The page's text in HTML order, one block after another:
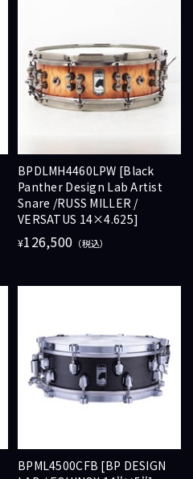
BPDLMH4460LPW [Black
Panther Design Lab Artist
Snare /RUSS MILLER /
VERSATUS 14×4.625]
¥126,500 （税込）
BPML4500CFB [BP DESIGN